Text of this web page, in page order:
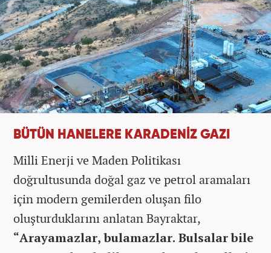
BÜTÜN HANELERE KARADENİZ GAZI
Milli Enerji ve Maden Politikası
doğrultusunda doğal gaz ve petrol aramaları
için modern gemilerden oluşan filo
oluşturduklarını anlatan Bayraktar,
“Arayamazlar, bulamazlar. Bulsalar bile